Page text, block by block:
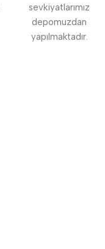
sevkiyatlarımız
depomuzdan
yapılmaktadır.